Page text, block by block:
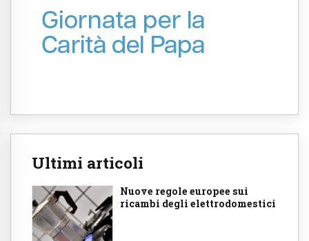
Ultimi articoli
Nuove regole europee sui
ricambi degli elettrodomestici